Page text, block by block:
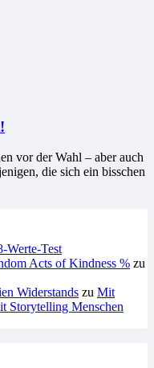
vor der Wahl – aber auch
die sich ein bisschen
Werte-Test
Acts of Kindness % zu
Widerstands zu Mit
Storytelling Menschen